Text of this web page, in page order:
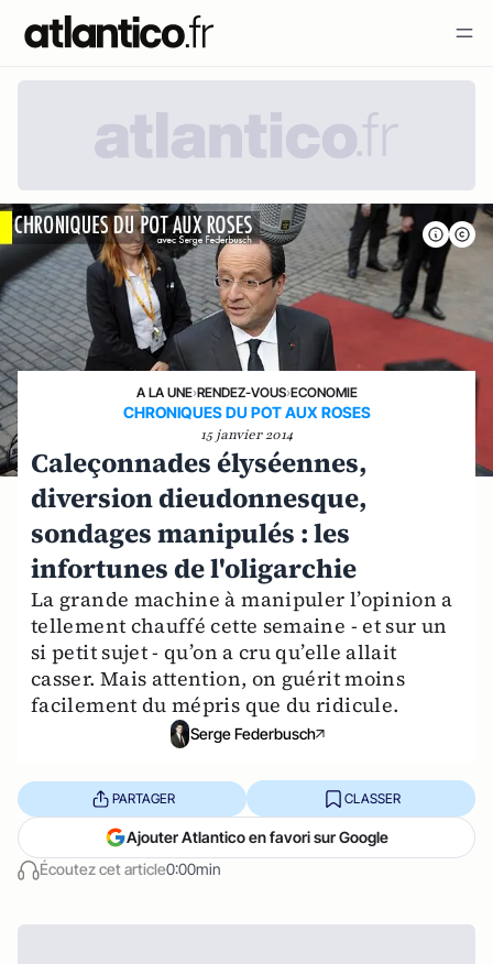
A LA UNE›RENDEZ-VOUS›ECONOMIE
CHRONIQUES DU POT AUX ROSES
15 janvier 2014
Caleçonnades élyséennes,
diversion dieudonnesque,
sondages manipulés : les
infortunes de l'oligarchie
La grande machine à manipuler l’opinion a
tellement chauffé cette semaine - et sur un
si petit sujet - qu’on a cru qu’elle allait
casser. Mais attention, on guérit moins
facilement du mépris que du ridicule.
Serge Federbusch
Écoutez cet article0:00min
PARTAGER CLASSER
Ajouter Atlantico en favori sur Google